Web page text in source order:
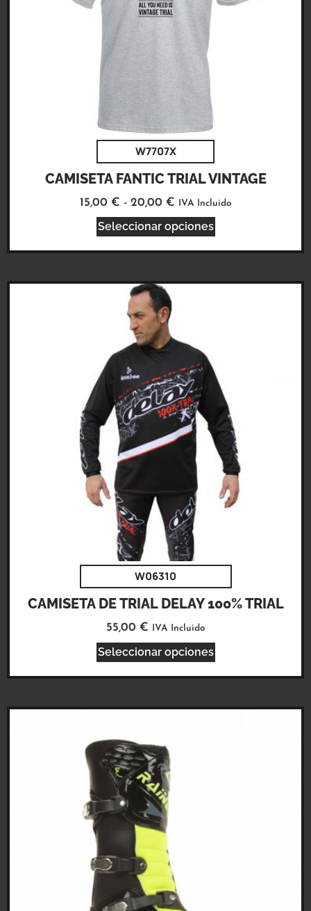
W7707X
CAMISETA FANTIC TRIAL VINTAGE
15,00 € - 20,00 € IVA Incluido
Seleccionar opciones
W06310
CAMISETA DE TRIAL DELAY 100% TRIAL
55,00 € IVA Incluido
Seleccionar opciones